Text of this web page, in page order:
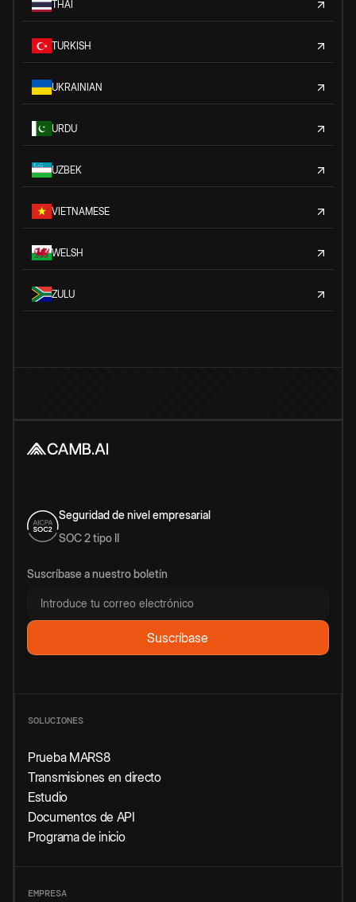
THAI
TURKISH
UKRAINIAN
URDU
UZBEK
VIETNAMESE
WELSH
ZULU
Seguridad de nivel empresarial
SOC 2 tipo II
Suscríbase a nuestro boletín
SOLUCIONES
Prueba MARS8
Transmisiones en directo
Estudio
Documentos de API
Programa de inicio
EMPRESA